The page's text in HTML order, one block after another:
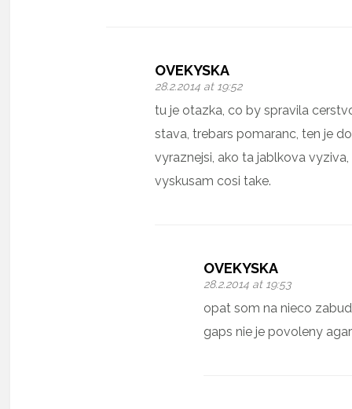
OVEKYSKA
28.2.2014 at 19:52
tu je otazka, co by spravila
stava, trebars pomaranc, ten je
vyraznejsi, ako ta jablkova
vyskusam cosi take.
OVEKYSKA
28.2.2014 at 19:53
opat som na nieco
gaps nie je povoleny